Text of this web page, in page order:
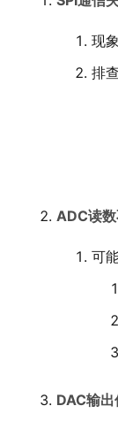
现
排
ADC读
可
DAC输